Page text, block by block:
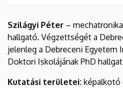
Szilágyi Péter –
hallgató. Végzettségét a
jelenleg a Debreceni Egyetem
Doktori Iskolájának PhD
Kutatási területei: képalkotó